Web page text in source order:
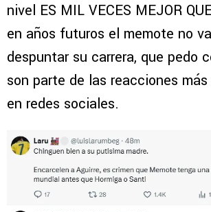
nivel ES MIL VECES MEJOR
en años futuros el memote no
despuntar su carrera, que pedo
son parte de las reacciones
en redes sociales.